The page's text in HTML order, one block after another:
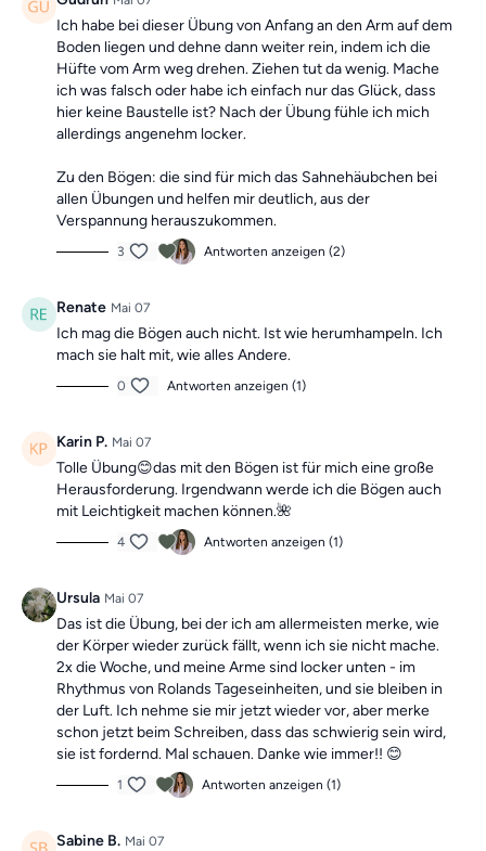
Ich habe bei dieser Übung von Anfang an den Arm auf dem
Boden liegen und dehne dann weiter rein, indem ich die
Hüfte vom Arm weg drehen. Ziehen tut da wenig. Mache
ich was falsch oder habe ich einfach nur das Glück, dass
hier keine Baustelle ist? Nach der Übung fühle ich mich
allerdings angenehm locker.
Zu den Bögen: die sind für mich das Sahnehäubchen bei
allen Übungen und helfen mir deutlich, aus der
Verspannung herauszukommen.
3 Antworten anzeigen (2)
Renate Mai 07
Ich mag die Bögen auch nicht. Ist wie herumhampeln. Ich
mach sie halt mit, wie alles Andere.
0 Antworten anzeigen (1)
Karin P. Mai 07
Tolle Übung😊das mit den Bögen ist für mich eine große
Herausforderung. Irgendwann werde ich die Bögen auch
mit Leichtigkeit machen können.🌺
4 Antworten anzeigen (1)
Ursula Mai 07
Das ist die Übung, bei der ich am allermeisten merke, wie
der Körper wieder zurück fällt, wenn ich sie nicht mache.
2x die Woche, und meine Arme sind locker unten - im
Rhythmus von Rolands Tageseinheiten, und sie bleiben in
der Luft. Ich nehme sie mir jetzt wieder vor, aber merke
schon jetzt beim Schreiben, dass das schwierig sein wird,
sie ist fordernd. Mal schauen. Danke wie immer!! 😊
1 Antworten anzeigen (1)
Sabine B. Mai 07